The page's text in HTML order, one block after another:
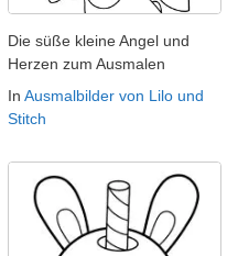
Die süße kleine Angel und
Herzen zum Ausmalen
In Ausmalbilder von Lilo und
Stitch